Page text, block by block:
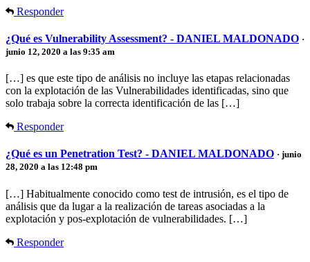
Responder
¿Qué es Vulnerability Assessment? - DANIEL MALDONADO ·
junio 12, 2020 a las 9:35 am
[…] es que este tipo de análisis no incluye las etapas relacionadas
con la explotación de las Vulnerabilidades identificadas, sino que
solo trabaja sobre la correcta identificación de las […]
Responder
¿Qué es un Penetration Test? - DANIEL MALDONADO · junio
28, 2020 a las 12:48 pm
[…] Habitualmente conocido como test de intrusión, es el tipo de
análisis que da lugar a la realización de tareas asociadas a la
explotación y pos-explotación de vulnerabilidades. […]
Responder